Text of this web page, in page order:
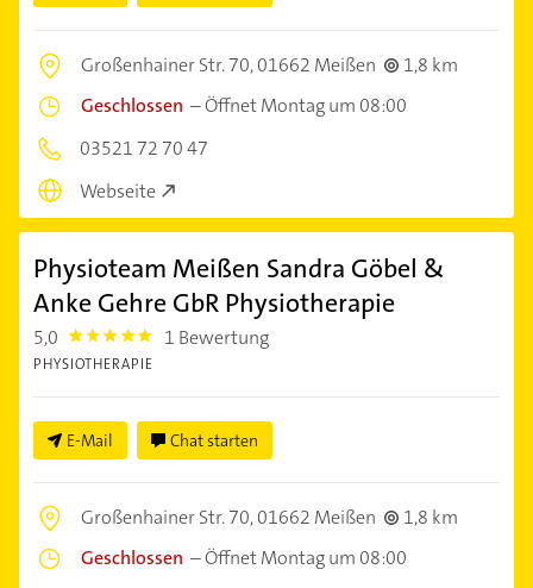
Großenhainer Str. 70,01662 Meißen
1,8 km
Geschlossen –Öffnet Montag um 08:00
03521 72 70 47
Webseite
Physioteam Meißen Sandra Göbel &
Anke Gehre GbR Physiotherapie
5,0 5.0 1 Bewertung
PHYSIOTHERAPIE
E-Mail Chat starten
Großenhainer Str. 70,01662 Meißen
1,8 km
Geschlossen –Öffnet Montag um 08:00